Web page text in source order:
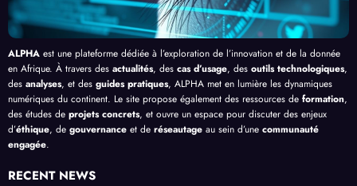
ALPHA est une plateforme dédiée à l’exploration de l’innovation et de la donnée
en Afrique. À travers des actualités, des cas d’usage, des outils technologiques,
des analyses, et des guides pratiques, ALPHA met en lumière les dynamiques
numériques du continent. Le site propose également des ressources de formation,
des études de projets concrets, et ouvre un espace pour discuter des enjeux
d’éthique, de gouvernance et de réseautage au sein d’une communauté
engagée.
RECENT NEWS